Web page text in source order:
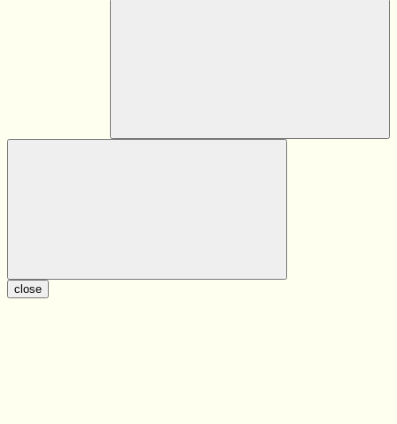
close